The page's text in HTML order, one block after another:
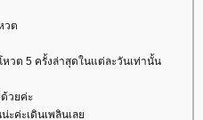
วต
วต 5 ครั้งล่าสุดในแต่ละวันเท่านั้น
ด้วยค่ะ
ะค่ะเดินเพลินเล